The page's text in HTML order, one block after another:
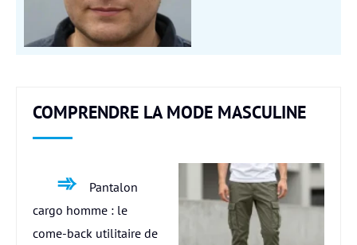
COMPRENDRE LA MODE MASCULINE
Pantalon
cargo homme : le
come-back utilitaire de